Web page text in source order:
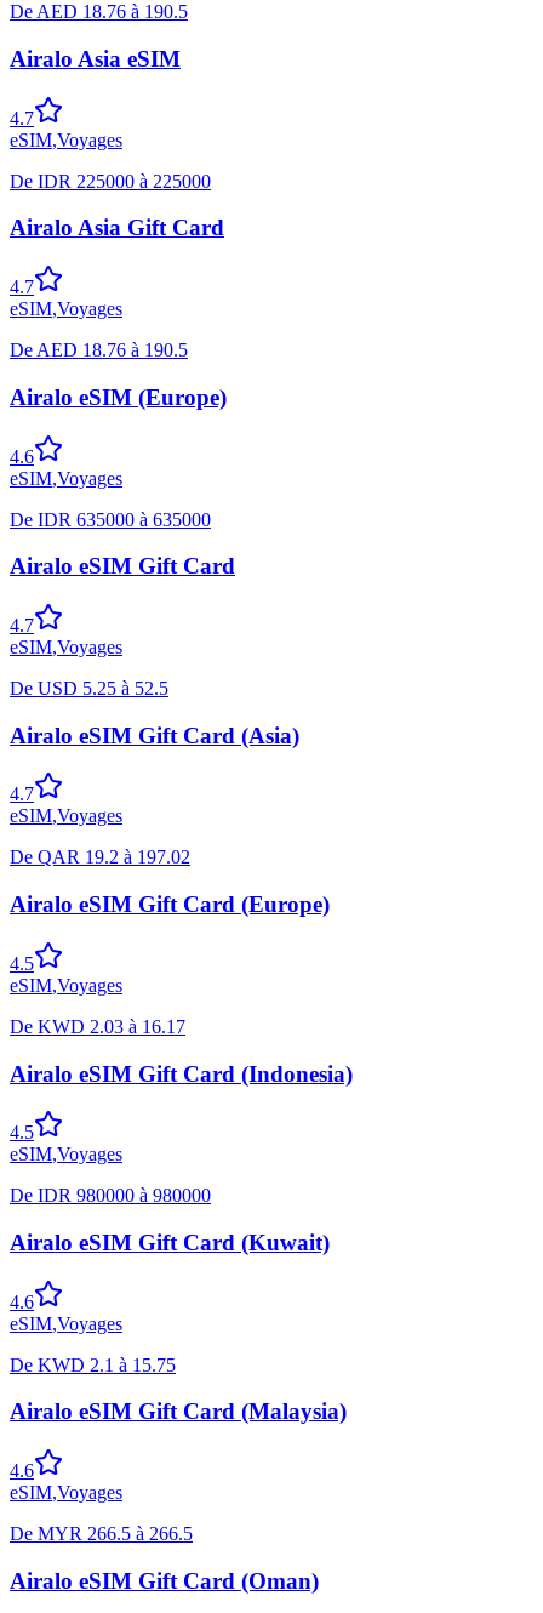
De AED 18.76 à 190.5
Airalo Asia eSIM
4.7
eSIM,Voyages
De IDR 225000 à 225000
Airalo Asia Gift Card
4.7
eSIM,Voyages
De AED 18.76 à 190.5
Airalo eSIM (Europe)
4.6
eSIM,Voyages
De IDR 635000 à 635000
Airalo eSIM Gift Card
4.7
eSIM,Voyages
De USD 5.25 à 52.5
Airalo eSIM Gift Card (Asia)
4.7
eSIM,Voyages
De QAR 19.2 à 197.02
Airalo eSIM Gift Card (Europe)
4.5
eSIM,Voyages
De KWD 2.03 à 16.17
Airalo eSIM Gift Card (Indonesia)
4.5
eSIM,Voyages
De IDR 980000 à 980000
Airalo eSIM Gift Card (Kuwait)
4.6
eSIM,Voyages
De KWD 2.1 à 15.75
Airalo eSIM Gift Card (Malaysia)
4.6
eSIM,Voyages
De MYR 266.5 à 266.5
Airalo eSIM Gift Card (Oman)